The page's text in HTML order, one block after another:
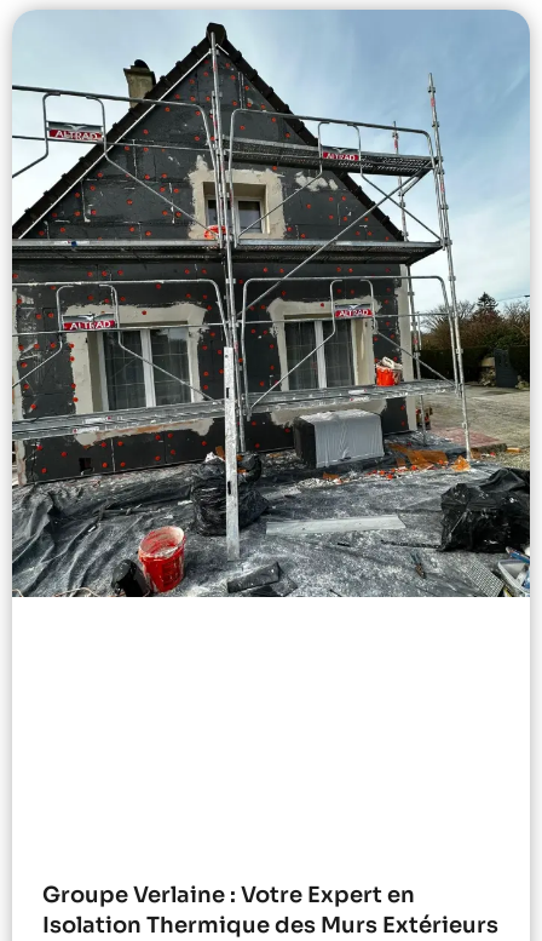
Groupe Verlaine : Votre Expert en
Isolation Thermique des Murs Extérieurs